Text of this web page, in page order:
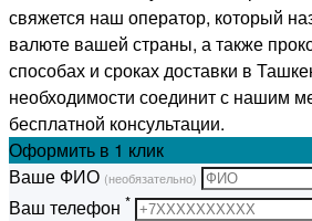
свяжется наш оператор, который
валюте вашей страны, а также
способах и сроках доставки в
необходимости соединит с нашим
бесплатной консультации.
Оформить в 1 клик
Ваше ФИО (необязательно)
Ваш телефон *